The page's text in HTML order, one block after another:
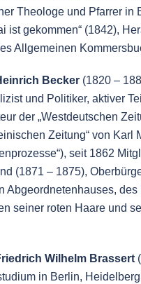
Theologe und Pfarrer in
ist gekommen“ (1842),
Allgemeinen
Becker (1820 –
und Politiker, aktiver
der „Westdeutschen
Zeitung“ von Karl
seit 1862
(1871 – 1875),
Abgeordnetenhauses,
seiner roten Haare und
Wilhelm Brassert (
in Berlin,